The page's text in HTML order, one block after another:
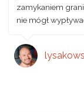
zamykaniem
nie mógł